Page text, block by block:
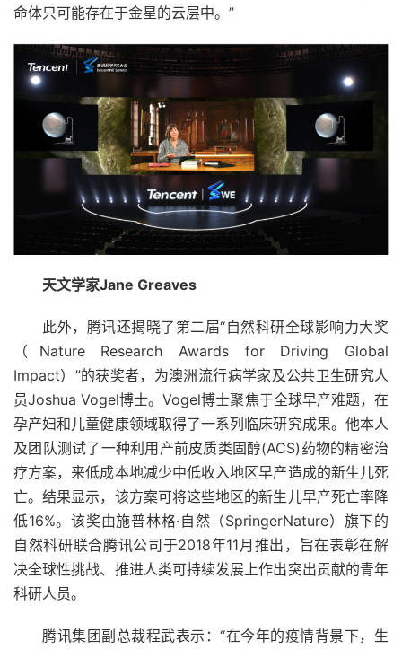
命体只可能存在于金星的云层中。”
天文学家Jane Greaves
此外，腾讯还揭晓了第二届“自然科研全球影响力大奖
（Nature Research Awards for Driving Global
Impact）”的获奖者，为澳洲流行病学家及公共卫生研究人
员Joshua Vogel博士。Vogel博士聚焦于全球早产难题，在
孕产妇和儿童健康领域取得了一系列临床研究成果。他本人
及团队测试了一种利用产前皮质类固醇(ACS)药物的精密治
疗方案，来低成本地减少中低收入地区早产造成的新生儿死
亡。结果显示，该方案可将这些地区的新生儿早产死亡率降
低16%。该奖由施普林格·自然（SpringerNature）旗下的
自然科研联合腾讯公司于2018年11月推出，旨在表彰在解
决全球性挑战、推进人类可持续发展上作出突出贡献的青年
科研人员。
腾讯集团副总裁程武表示：“在今年的疫情背景下，生